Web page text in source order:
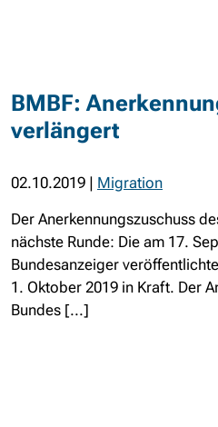
BMBF:
verlängert
02.10.2019 | Migration
Der Anerkennungszuschuss
nächste Runde: Die am 17.
Bundesanzeiger
1. Oktober 2019 in Kraft. Der
Bundes [...]